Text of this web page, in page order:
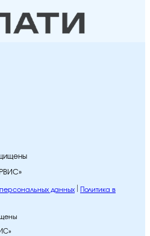
данных
Политика в